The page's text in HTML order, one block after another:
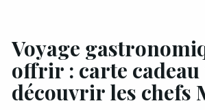
Voyage
offrir : carte
découvrir les chefs